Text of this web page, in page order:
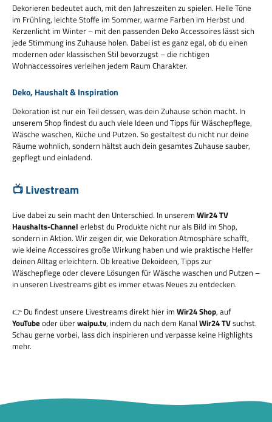
Dekorieren bedeutet auch, mit den Jahreszeiten zu spielen. Helle Töne
im Frühling, leichte Stoffe im Sommer, warme Farben im Herbst und
Kerzenlicht im Winter – mit den passenden Deko Accessoires lässt sich
jede Stimmung ins Zuhause holen. Dabei ist es ganz egal, ob du einen
modernen oder klassischen Stil bevorzugst – die richtigen
Wohnaccessoires verleihen jedem Raum Charakter.
Deko, Haushalt & Inspiration
Dekoration ist nur ein Teil dessen, was dein Zuhause schön macht. In
unserem Shop findest du auch viele Ideen und Tipps für Wäschepflege,
Wäsche waschen, Küche und Putzen. So gestaltest du nicht nur deine
Räume wohnlich, sondern hältst auch dein gesamtes Zuhause sauber,
gepflegt und einladend.
📺 Livestream
Live dabei zu sein macht den Unterschied. In unserem Wir24 TV
Haushalts-Channel erlebst du Produkte nicht nur als Bild im Shop,
sondern in Aktion. Wir zeigen dir, wie Dekoration Atmosphäre schafft,
wie kleine Accessoires große Wirkung haben und wie praktische Helfer
deinen Alltag erleichtern. Ob kreative Dekoideen, Tipps zur
Wäschepflege oder clevere Lösungen für Wäsche waschen und Putzen –
in unseren Livestreams gibt es immer etwas Neues zu entdecken.
👉 Du findest unsere Livestreams direkt hier im Wir24 Shop, auf
YouTubeoder überwaipu.tv, indem du nach dem Kanal Wir24 TVsuchst.
Schau gerne vorbei, lass dich inspirieren und verpasse keine Highlights
mehr.